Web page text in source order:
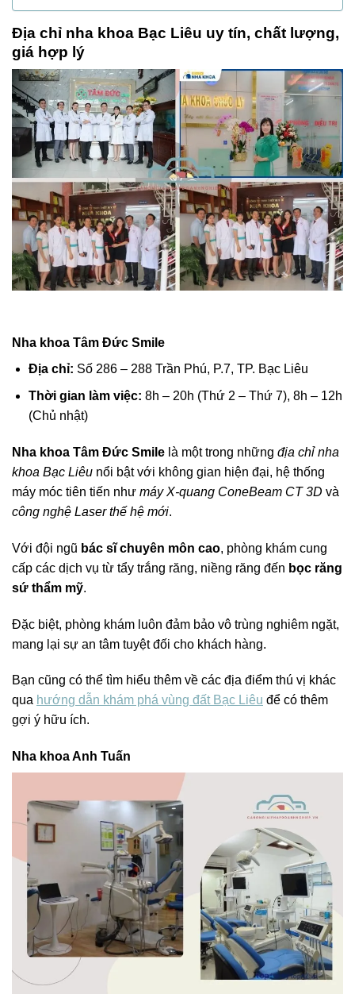
Địa chỉ nha khoa Bạc Liêu uy tín, chất lượng,
giá hợp lý
Nha khoa Tâm Đức Smile
Địa chỉ: Số 286 – 288 Trần Phú, P.7, TP. Bạc Liêu
Thời gian làm việc: 8h – 20h (Thứ 2 – Thứ 7), 8h – 12h
(Chủ nhật)
Nha khoa Tâm Đức Smile là một trong những địa chỉ nha
khoa Bạc Liêu nổi bật với không gian hiện đại, hệ thống
máy móc tiên tiến như máy X-quang ConeBeam CT 3D và
công nghệ Laser thế hệ mới.
Với đội ngũ bác sĩ chuyên môn cao, phòng khám cung
cấp các dịch vụ từ tẩy trắng răng, niềng răng đến bọc răng
sứ thẩm mỹ.
Đặc biệt, phòng khám luôn đảm bảo vô trùng nghiêm ngặt,
mang lại sự an tâm tuyệt đối cho khách hàng.
Bạn cũng có thể tìm hiểu thêm về các địa điểm thú vị khác
qua hướng dẫn khám phá vùng đất Bạc Liêu để có thêm
gợi ý hữu ích.
Nha khoa Anh Tuấn